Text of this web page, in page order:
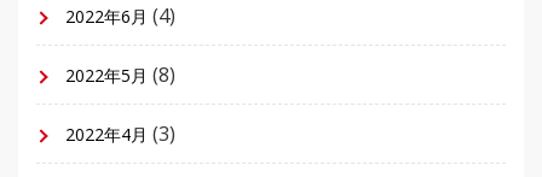
2022年6月 (4)
2022年5月 (8)
2022年4月 (3)